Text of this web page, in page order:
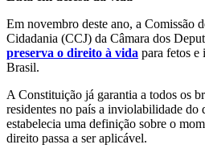
Em novembro deste ano, a Comissão
Cidadania (CCJ) da Câmara dos
preserva o direito à vida para fetos e
Brasil.
A Constituição já garantia a todos os
residentes no país a inviolabilidade do
estabelecia uma definição sobre o
direito passa a ser aplicável.